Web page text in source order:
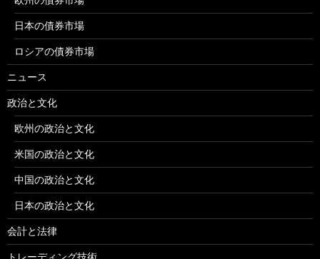
日本の債券市場
ロシアの債券市場
ニュース
政治と文化
欧州の政治と文化
米国の政治と文化
中国の政治と文化
日本の政治と文化
会計と法律